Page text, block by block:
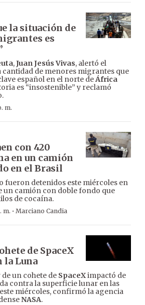
la situación de
es
,Juan Jesús Vivas, alertó el
cantidad de menores migrantes que
español en el norte deÁfrica
es “insostenible” y reclamó
m.
con 420
en un camión
en el Brasil
fueron detenidos este miércoles en
un camión con doble fondo que
de cocaína.
m. · Marciano Candia
de SpaceX
la Luna
un cohete de SpaceXimpactó de
contra la superficie lunar en las
miércoles, confirmó la agencia
NASA.